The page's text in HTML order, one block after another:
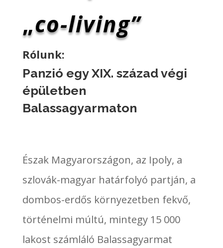
„co-living”
Rólunk:
Panzió egy XIX. század végi
épületben
Balassagyarmaton
Észak Magyarországon, az Ipoly, a
szlovák-magyar határfolyó partján, a
dombos-erdős környezetben fekvő,
történelmi múltú, mintegy 15 000
lakost számláló Balassagyarmat